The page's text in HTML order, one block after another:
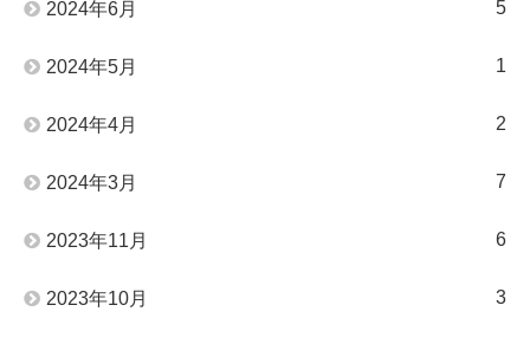
2024年6月 5
2024年5月 1
2024年4月 2
2024年3月 7
2023年11月 6
2023年10月 3